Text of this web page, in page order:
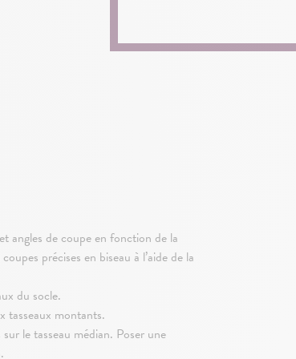
angles de coupe en fonction de la
précises en biseau à l’aide de la
du socle.
tasseaux montants.
le tasseau médian. Poser une